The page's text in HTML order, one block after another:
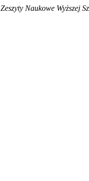
Zeszyty Naukowe Wyższej